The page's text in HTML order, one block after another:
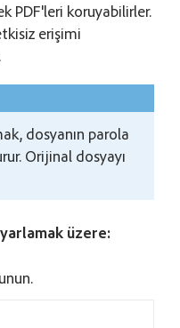
PDF'leri koruyabilirler.
erişimi
dosyanın parola
Orijinal dosyayı
üzere: